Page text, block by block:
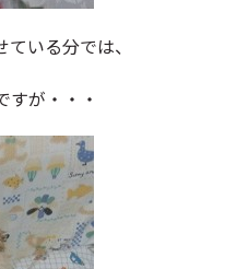
いる分では、
が・・・